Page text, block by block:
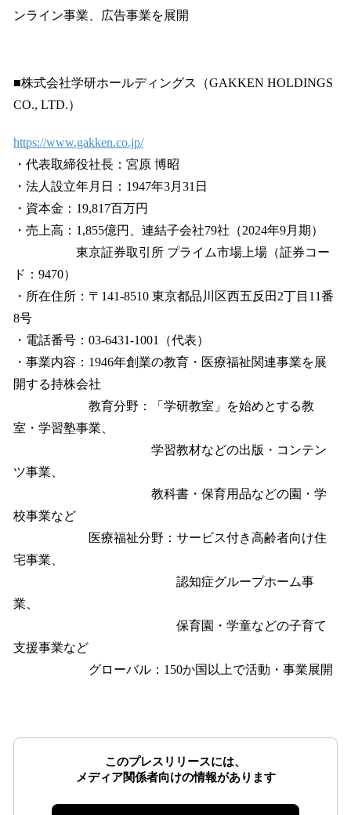
ンライン事業、広告事業を展開
■株式会社学研ホールディングス（GAKKEN HOLDINGS
CO., LTD.）
https://www.gakken.co.jp/
・代表取締役社長：宮原 博昭
・法人設立年月日：1947年3月31日
・資本金：19,817百万円
・売上高：1,855億円、連結子会社79社（2024年9月期）
東京証券取引所 プライム市場上場（証券コー
ド：9470）
・所在住所：〒141-8510 東京都品川区西五反田2丁目11番
8号
・電話番号：03-6431-1001（代表）
・事業内容：1946年創業の教育・医療福祉関連事業を展
開する持株会社
教育分野：「学研教室」を始めとする教
室・学習塾事業、
学習教材などの出版・コンテン
ツ事業、
教科書・保育用品などの園・学
校事業など
医療福祉分野：サービス付き高齢者向け住
宅事業、
認知症グループホーム事
業、
保育園・学童などの子育て
支援事業など
グローバル：150か国以上で活動・事業展開
このプレスリリースには、
メディア関係者向けの情報があります